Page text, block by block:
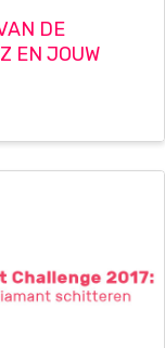
DE
EN JOUW